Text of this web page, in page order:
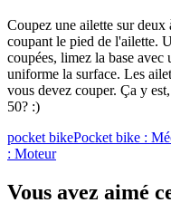
Coupez une ailette sur deux
coupant le pied de l'ailette.
coupées, limez la base
uniforme la surface. Les
vous devez couper. Ça y
50? :)
pocket bikePocket bike :
: Moteur
Vous avez aimé